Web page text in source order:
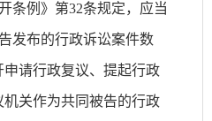
条例》第32条规定，应当
发布的行政诉讼案件数
请行政复议、提起行政
关作为共同被告的行政